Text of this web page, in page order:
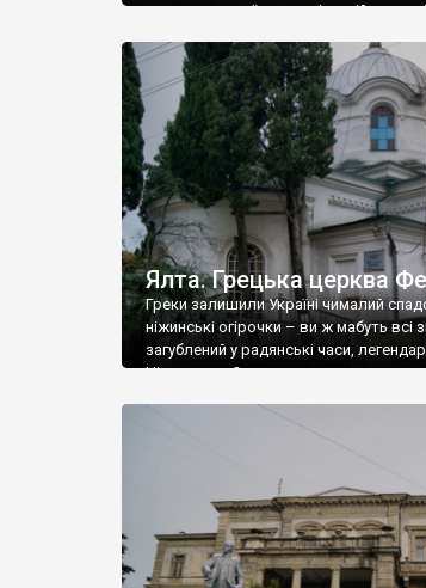
диктувати свої умови візантійському
Херсонесі Володимир-язичник, став
християнином. А потім було Хрещення
Херсонесу Таврійського названо
Ялта. Грецька церква
Греки залишили Україні чималий
ніжинські огірочки – ви ж мабуть всі
загублений у радянські часи,
Ніжин греки?